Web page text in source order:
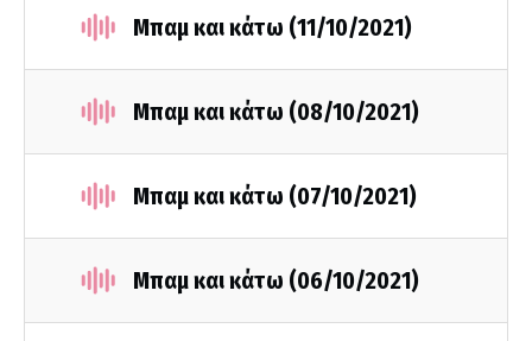
Μπαμ και κάτω (11/10/2021)
Μπαμ και κάτω (08/10/2021)
Μπαμ και κάτω (07/10/2021)
Μπαμ και κάτω (06/10/2021)